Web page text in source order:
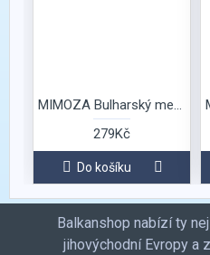
MIMOZA Bulharský med Bylinkový
279Kč
Do košíku
Balkanshop nabízí ty
jihovýchodní Evropy a